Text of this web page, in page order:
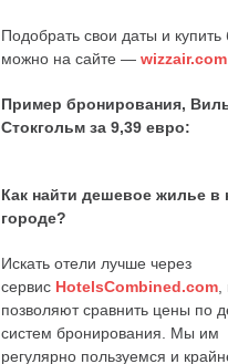
Подобрать свои даты и купить
можно на сайте — wizzair.com
Пример бронирования,
Стокгольм за 9,39 евро:
Как найти дешевое жилье в
городе?
Искать отели лучше через
сервис HotelsCombined.com
позволяют сравнить цены по
систем бронирования. Мы им
регулярно пользуемся и